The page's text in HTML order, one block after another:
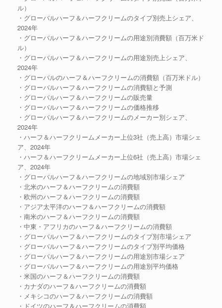
ル）
・グローバルハーフ＆ハーフクリームのタイプ別売上シェア、
2024年
・グローバルハーフ＆ハーフクリームの用途別消費額（百万米ド
ル）
・グローバルハーフ＆ハーフクリームの用途別売上シェア、
2024年
・グローバルのハーフ＆ハーフクリームの消費額（百万米ドル）
・グローバルハーフ＆ハーフクリームの消費額と予測
・グローバルハーフ＆ハーフクリームの販売量
・グローバルハーフ＆ハーフクリームの価格推移
・グローバルハーフ＆ハーフクリームのメーカー別シェア、
2024年
・ハーフ＆ハーフクリームメーカー上位3社（売上高）市場シェ
ア、2024年
・ハーフ＆ハーフクリームメーカー上位6社（売上高）市場シェ
ア、2024年
・グローバルハーフ＆ハーフクリームの地域別市場シェア
・北米のハーフ＆ハーフクリームの消費額
・欧州のハーフ＆ハーフクリームの消費額
・アジア太平洋のハーフ＆ハーフクリームの消費額
・南米のハーフ＆ハーフクリームの消費額
・中東・アフリカのハーフ＆ハーフクリームの消費額
・グローバルハーフ＆ハーフクリームのタイプ別市場シェア
・グローバルハーフ＆ハーフクリームのタイプ別平均価格
・グローバルハーフ＆ハーフクリームの用途別市場シェア
・グローバルハーフ＆ハーフクリームの用途別平均価格
・米国のハーフ＆ハーフクリームの消費額
・カナダのハーフ＆ハーフクリームの消費額
・メキシコのハーフ＆ハーフクリームの消費額
・ドイツのハーフ＆ハーフクリームの消費額